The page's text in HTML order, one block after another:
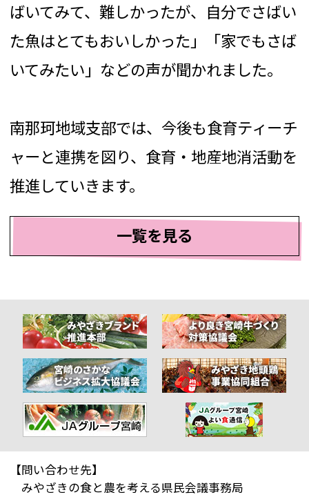
ばいてみて、難しかったが、自分でさばい
た魚はとてもおいしかった」「家でもさば
いてみたい」などの声が聞かれました。
南那珂地域支部では、今後も食育ティーチ
ャーと連携を図り、食育・地産地消活動を
推進していきます。
一覧を見る
【問い合わせ先】
みやざきの食と農を考える県民会議事務局